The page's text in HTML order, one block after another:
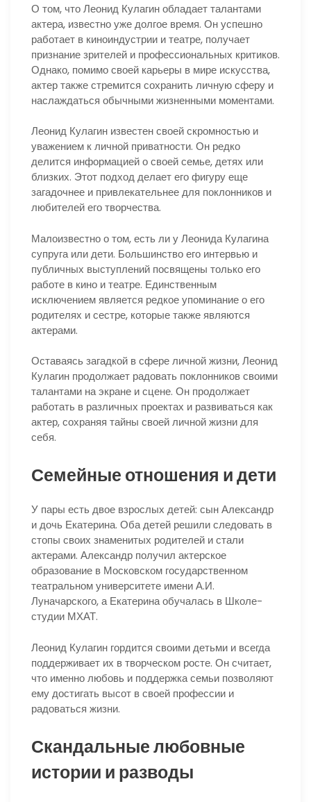
О том, что Леонид Кулагин обладает талантами
актера, известно уже долгое время. Он успешно
работает в киноиндустрии и театре, получает
признание зрителей и профессиональных критиков.
Однако, помимо своей карьеры в мире искусства,
актер также стремится сохранить личную сферу и
наслаждаться обычными жизненными моментами.
Леонид Кулагин известен своей скромностью и
уважением к личной приватности. Он редко
делится информацией о своей семье, детях или
близких. Этот подход делает его фигуру еще
загадочнее и привлекательнее для поклонников и
любителей его творчества.
Малоизвестно о том, есть ли у Леонида Кулагина
супруга или дети. Большинство его интервью и
публичных выступлений посвящены только его
работе в кино и театре. Единственным
исключением является редкое упоминание о его
родителях и сестре, которые также являются
актерами.
Оставаясь загадкой в сфере личной жизни, Леонид
Кулагин продолжает радовать поклонников своими
талантами на экране и сцене. Он продолжает
работать в различных проектах и развиваться как
актер, сохраняя тайны своей личной жизни для
себя.
Семейные отношения и дети
У пары есть двое взрослых детей: сын Александр
и дочь Екатерина. Оба детей решили следовать в
стопы своих знаменитых родителей и стали
актерами. Александр получил актерское
образование в Московском государственном
театральном университете имени А.И.
Луначарского, а Екатерина обучалась в Школе-
студии МХАТ.
Леонид Кулагин гордится своими детьми и всегда
поддерживает их в творческом росте. Он считает,
что именно любовь и поддержка семьи позволяют
ему достигать высот в своей профессии и
радоваться жизни.
Скандальные любовные
истории и разводы